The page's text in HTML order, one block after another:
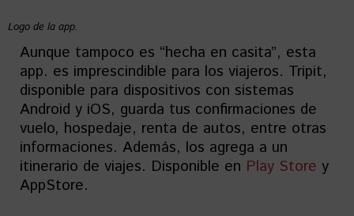
Logo de la app.
Aunque tampoco es “hecha en casita”, esta
app. es imprescindible para los viajeros. Tripit,
disponible para dispositivos con sistemas
Android y iOS, guarda tus confirmaciones de
vuelo, hospedaje, renta de autos, entre otras
informaciones. Además, los agrega a un
itinerario de viajes. Disponible en Play Store y
AppStore.